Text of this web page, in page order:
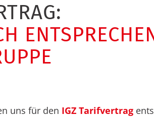
uns für den IGZ Tarifvertrag